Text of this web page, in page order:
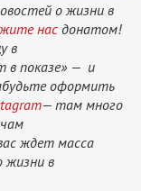
о жизни в
насдонатом!
в
в показе» — и
оформить
— там много
ждет масса
жизни в